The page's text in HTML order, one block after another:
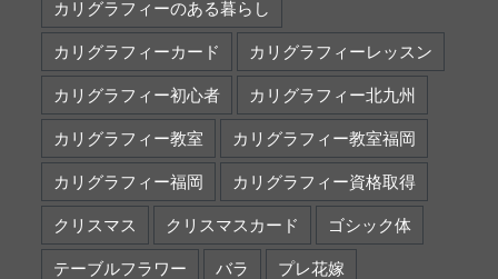
カリグラフィーのある暮らし
カリグラフィーカード カリグラフィーレッスン
カリグラフィー初心者 カリグラフィー北九州
カリグラフィー教室 カリグラフィー教室福岡
カリグラフィー福岡 カリグラフィー資格取得
クリスマス クリスマスカード ゴシック体
テーブルフラワー バラ プレ花嫁